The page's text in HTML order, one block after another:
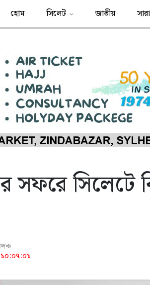
হোম সিলেট জাতীয়
সফরে সিলেটে